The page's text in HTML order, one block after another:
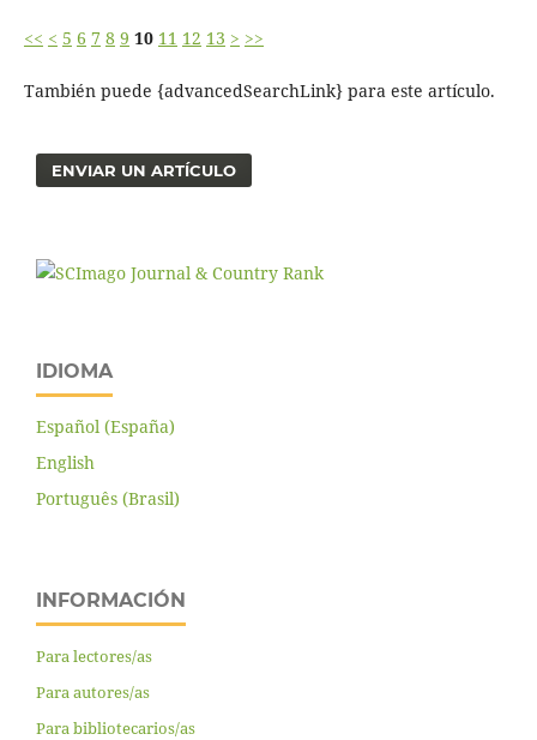
<< < 5 6 7 8 9 10 11 12 13 > >>
También puede {advancedSearchLink} para este artículo.
ENVIAR UN ARTÍCULO
IDIOMA
Español (España)
English
Português (Brasil)
INFORMACIÓN
Para lectores/as
Para autores/as
Para bibliotecarios/as